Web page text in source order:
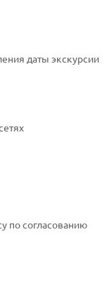
даты экскурсии
по согласованию